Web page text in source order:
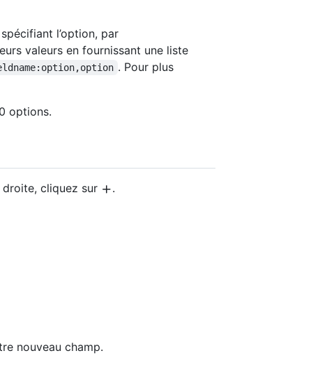
l’option, par
valeurs en fournissant une liste
. Pour plus
options.
cliquez sur .
nouveau champ.